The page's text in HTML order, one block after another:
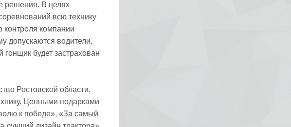
решения. В целях
всю технику
контроля компании
допускаются водители,
будет застрахован
Ростовской области.
Ценными подарками
к победе», «За самый